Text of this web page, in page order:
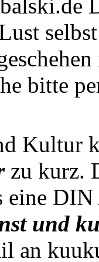
bitte
Kultur
zu kurz.
eine
und
an